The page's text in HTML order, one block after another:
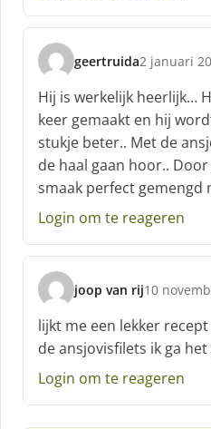
geertruida
s
c
h
r
e
e
f
2 januari
Hij is werkelijk heerlijk…
keer gemaakt en hij
stukje beter.. Met de
de haal gaan hoor..
smaak perfect gemengd
Login om te reageren
joop van rij
s
c
h
r
e
10
lijkt me een lekker
de ansjovisfilets ik ga
Login om te reageren